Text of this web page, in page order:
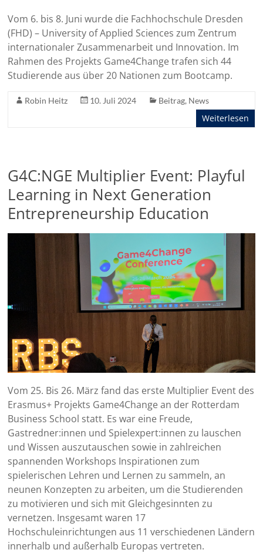
Vom 6. bis 8. Juni wurde die Fachhochschule Dresden
(FHD) – University of Applied Sciences zum Zentrum
internationaler Zusammenarbeit und Innovation. Im
Rahmen des Projekts Game4Change trafen sich 44
Studierende aus über 20 Nationen zum Bootcamp.
Robin Heitz 10. Juli 2024 Beitrag, News
Weiterlesen
G4C:NGE Multiplier Event: Playful
Learning in Next Generation
Entrepreneurship Education
Vom 25. Bis 26. März fand das erste Multiplier Event des
Erasmus+ Projekts Game4Change an der Rotterdam
Business School statt. Es war eine Freude,
Gastredner:innen und Spielexpert:innen zu lauschen
und Wissen auszutauschen sowie in zahlreichen
spannenden Workshops Inspirationen zum
spielerischen Lehren und Lernen zu sammeln, an
neunen Konzepten zu arbeiten, um die Studierenden
zu motivieren und sich mit Gleichgesinnten zu
vernetzen. Insgesamt waren 17
Hochschuleinrichtungen aus 11 verschiedenen Ländern
innerhalb und außerhalb Europas vertreten.